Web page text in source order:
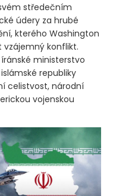
středečním
údery za hrubé
kterého Washington
konflikt.
ministerstvo
republiky
celistvost, národní
vojenskou